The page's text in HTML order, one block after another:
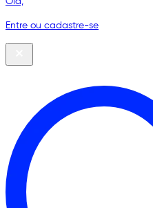
Entre ou cadastre-se